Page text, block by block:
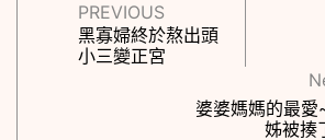
PREVIOUS
黑寡婦終於熬出頭
小三變正宮
婆婆媽媽的最愛
姊被揍